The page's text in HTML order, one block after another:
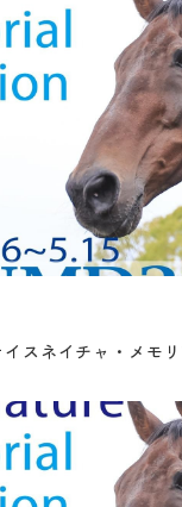
イスネイチャ・メモ